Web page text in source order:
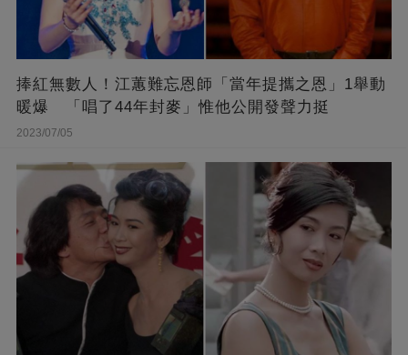
捧紅無數人！江蕙難忘恩師「當年提攜之恩」1舉動
暖爆 「唱了44年封麥」惟他公開發聲力挺
2023/07/05